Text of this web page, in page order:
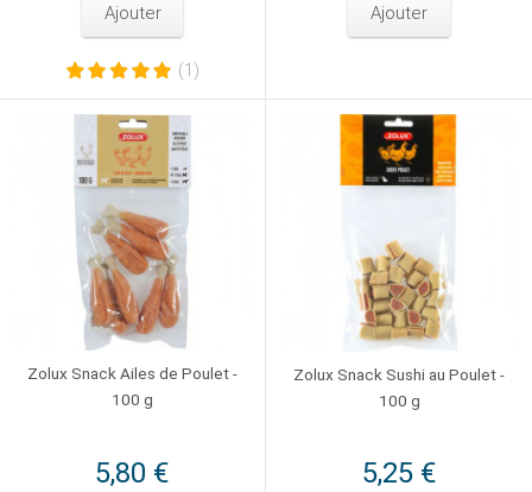
Ajouter
(1)
Ajouter
Zolux Snack Ailes de Poulet -
100 g
5,80 €
Zolux Snack Sushi au Poulet -
100 g
5,25 €